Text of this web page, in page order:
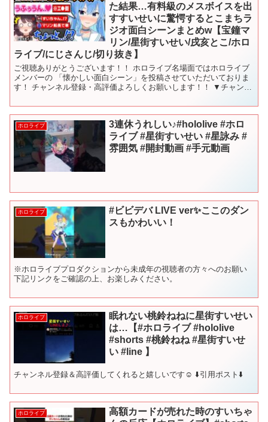
た結果…有料級のメスボイスを出
すすいせいに驚愕するとこまちラ
ジオ面白シーンまとめw【宝鐘マ
リン/星街すいせい/戌亥とこ/ホロ
ライブ/にじさんじ/切り抜き】
ご視聴ありがとうございます！！ ホロライブ名場面ではホロライブ
メンバーの 「懐かしい面白シーン」を投稿させていただいておりま
す！ チャンネル登録・高評価よろしくお願いします！！ ▼チャンネ
ホロライブ
3連休うれしい♪#hololive #ホロ
ライブ #星街すいせい #星詠み #
雰囲気 #開封動画 #手元動画
ホロライブ
#ビビデバ LIVE ver✨ここのダン
スもかわいい！
※ホロライブプロダクションから未成年の視聴者の方々へのお願い
下記リンクをご確認の上、お楽しみください。
ホロライブ
眠れない桃鈴ねねに星街すいせい
は…【#ホロライブ #hololive
#shorts #桃鈴ねね #星街すいせ
い #line 】
チャンネル登録＆高評価してくれると嬉しいです☺ ⬇️引用ポスト⬇️
ホロライブ
高額カードが売れた時のすいちゃ